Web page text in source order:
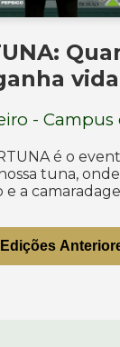
vida
-
é o
tuna,
e a
Edições